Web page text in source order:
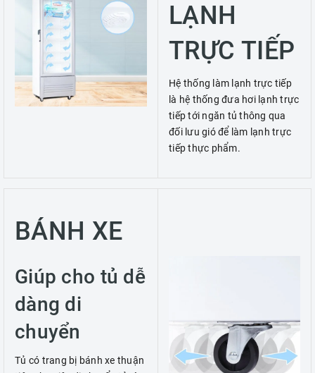
LẠNH
TRỰC TIẾP
Hệ thống làm lạnh trực tiếp
là hệ thống đưa hơi lạnh trực
tiếp tới ngăn tủ thông qua
đối lưu gió để làm lạnh trực
tiếp thực phẩm.
BÁNH XE
Giúp cho tủ dễ
dàng di
chuyển
Tủ có trang bị bánh xe thuận